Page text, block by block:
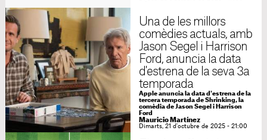
Una de les millors
comèdies actuals, amb
Jason Segel i Harrison
Ford, anuncia la data
d'estrena de la seva 3a
temporada
Apple anuncia la data d'estrena de la
tercera temporada de Shrinking, la
comèdia de Jason Segel i Harrison
Ford
Mauricio Martínez
Dimarts, 21 d'octubre de 2025 - 21:00